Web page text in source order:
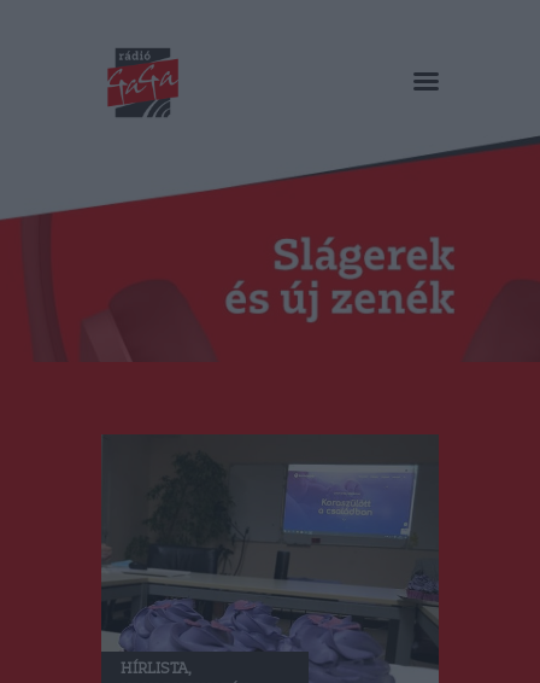
RÁDIÓ GAGA
Műsorok
Duma Duba
Podcast és videók
Stáb
HÍRLISTA,